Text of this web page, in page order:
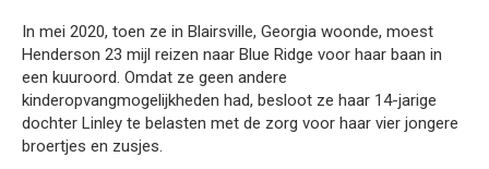
In mei 2020, toen ze in Blairsville, Georgia woonde, moest
Henderson 23 mijl reizen naar Blue Ridge voor haar baan in
een kuuroord. Omdat ze geen andere
kinderopvangmogelijkheden had, besloot ze haar 14-jarige
dochter Linley te belasten met de zorg voor haar vier jongere
broertjes en zusjes.